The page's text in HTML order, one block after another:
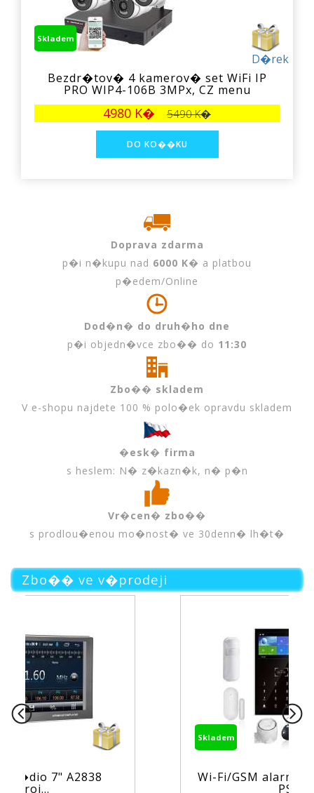
D�rek
Skladem
Bezdr�tov� 4 kamerov� set WiFi IP
PRO WIP4-106B 3MPx, CZ menu
4980 K� 5490 K�
Doprava zdarma
p�i n�kupu nad 6000 K� a platbou
p�edem/Online
Dod�n� do druh�ho dne
p�i objedn�vce zbo�� do 11:30
Zbo�� skladem
V e-shopu najdete 100 % polo�ek opravdu skladem
�esk� firma
s heslem: N� z�kazn�k, n� p�n
Vr�cen� zbo��
s prodlou�enou mo�nost� ve 30denn� lh�t�
Zbo�� ve v�prodeji
Skladem
Wi-Fi/GSM alarm syst�m TUYA